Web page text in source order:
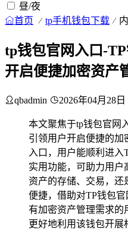
昼/夜
首页 tp手机钱包下载
tp钱包官网入口-TP
开启便捷加密资产
qbadmin 2026年04月28日
本文聚焦于tp钱包官网
引领用户开启便捷的加
入口，用户能顺利进入
实用功能，可助力用户
资产的存储、交易，还
便捷，借助对TP钱包
有加密资产管理需求的
更好地利用该钱包开展